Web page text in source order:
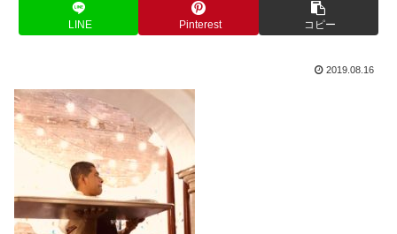
LINE Pinterest コピー
2019.08.16